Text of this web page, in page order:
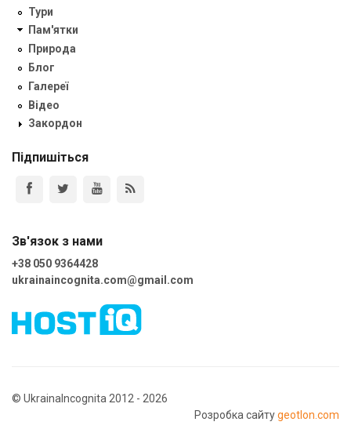
Тури
Пам'ятки
Природа
Блог
Галереї
Відео
Закордон
Підпишіться
Зв'язок з нами
+38 050 9364428
ukrainaincognita.com@gmail.com
© UkrainaIncognita 2012 - 2026
Розробка сайтуgeotlon.com